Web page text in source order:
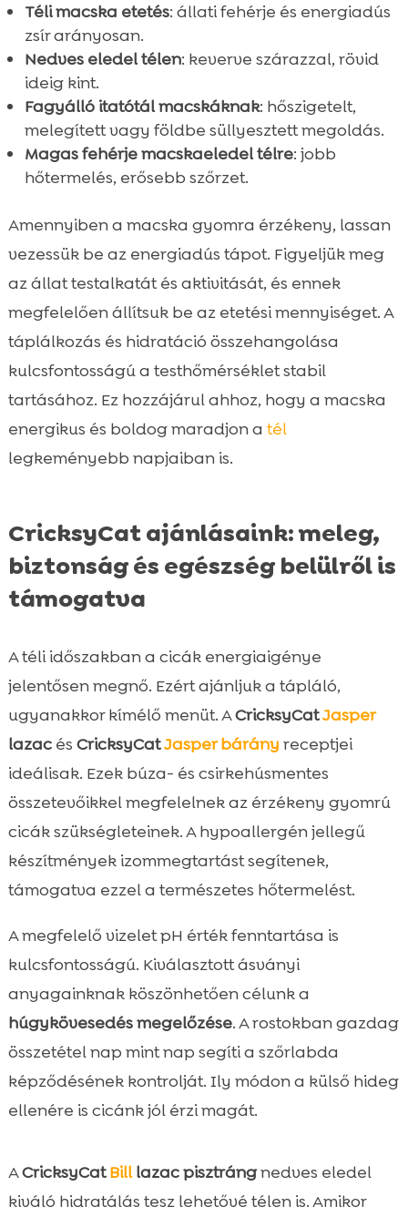
Téli macska etetés: állati fehérje és energiadús
zsír arányosan.
Nedves eledel télen: keverve szárazzal, rövid
ideig kint.
Fagyálló itatótál macskáknak: hőszigetelt,
melegített vagy földbe süllyesztett megoldás.
Magas fehérje macskaeledel télre: jobb
hőtermelés, erősebb szőrzet.
Amennyiben a macska gyomra érzékeny, lassan
vezessük be az energiadús tápot. Figyeljük meg
az állat testalkatát és aktivitását, és ennek
megfelelően állítsuk be az etetési mennyiséget. A
táplálkozás és hidratáció összehangolása
kulcsfontosságú a testhőmérséklet stabil
tartásához. Ez hozzájárul ahhoz, hogy a macska
energikus és boldog maradjon a tél
legkeményebb napjaiban is.
CricksyCat ajánlásaink: meleg,
biztonság és egészség belülről is
támogatva
A téli időszakban a cicák energiaigénye
jelentősen megnő. Ezért ajánljuk a tápláló,
ugyanakkor kímélő menüt. ACricksyCatJasper
lazacés CricksyCatJasper bárány receptjei
ideálisak. Ezek búza- és csirkehúsmentes
összetevőikkel megfelelnek az érzékeny gyomrú
cicák szükségleteinek. A hypoallergén jellegű
készítmények izommegtartást segítenek,
támogatva ezzel a természetes hőtermelést.
A megfelelő vizelet pH érték fenntartása is
kulcsfontosságú. Kiválasztott ásványi
anyagainknak köszönhetően célunk a
húgykövesedés megelőzése. A rostokban gazdag
összetétel nap mint nap segíti a szőrlabda
képződésének kontrolját. Ily módon a külső hideg
ellenére is cicánk jól érzi magát.
ACricksyCatBilllazac pisztrángnedves eledel
kiváló hidratálás tesz lehetővé télen is. Amikor